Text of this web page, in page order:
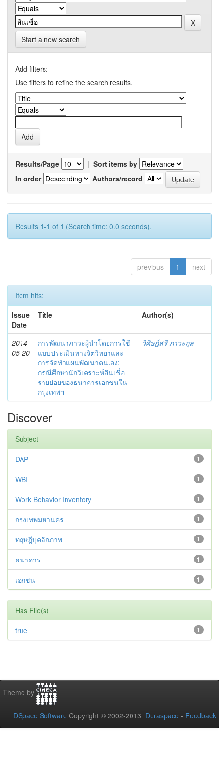
Start a new search
Add filters:
Use filters to refine the search results.
Results/Page | Sort items by
In order
Authors/record
Results 1-1 of 1 (Search time: 0.0 seconds).
previous 1 next
Item hits:
Issue
Date
Title Author(s)
2014-
05-20
การพัฒนาภาวะผู้นำโดยการใช้
แบบประเมินทางจิตวิทยาและ
การจัดทำแผนพัฒนาตนเอง:
กรณีศึกษานักวิเคราะห์สินเชื่อ
รายย่อยของธนาคารเอกชนใน
กรุงเทพฯ
วิศิษฎ์สรี ภาวะกุล
Discover
Subject
1
DAP
1
WBI
1
Work Behavior Inventory
1
กรุงเทพมหานคร
1
ทฤษฎีบุคลิกภาพ
1
ธนาคาร
1
เอกชน
Has File(s)
1
true
Theme by
DSpace Software Copyright © 2002-2013 Duraspace - Feedback